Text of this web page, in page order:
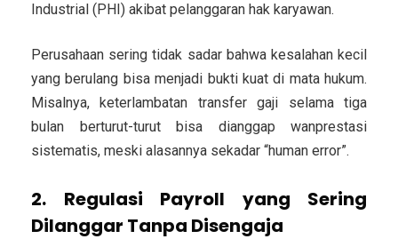
Industrial (PHI) akibat pelanggaran hak karyawan.
Perusahaan sering tidak sadar bahwa kesalahan kecil
yang berulang bisa menjadi bukti kuat di mata hukum.
Misalnya, keterlambatan transfer gaji selama tiga
bulan berturut-turut bisa dianggap wanprestasi
sistematis, meski alasannya sekadar “human error”.
2. Regulasi Payroll yang Sering
Dilanggar Tanpa Disengaja